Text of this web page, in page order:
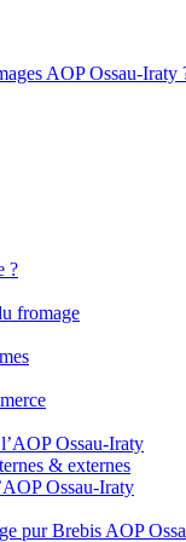
AOP Ossau-Iraty
?
fromage
Ossau-Iraty
& externes
Ossau-Iraty
pur Brebis AOP